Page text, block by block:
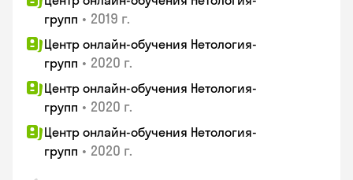
групп • 2019 г.
Центр онлайн-обучения Нетология-
групп • 2020 г.
Центр онлайн-обучения Нетология-
групп • 2020 г.
Центр онлайн-обучения Нетология-
групп • 2020 г.